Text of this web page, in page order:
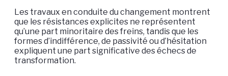
Les travaux en conduite du changement montrent
que les résistances explicites ne représentent
qu’une part minoritaire des freins, tandis que les
formes d’indifférence, de passivité ou d’hésitation
expliquent une part significative des échecs de
transformation.